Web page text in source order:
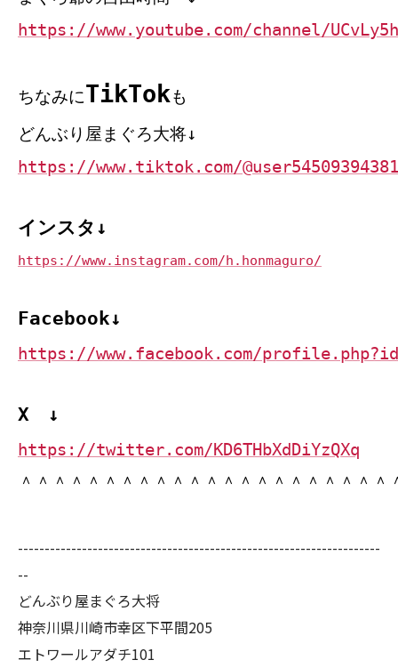
https://www.youtube.com/channel/
ちなみにTikTokも
どんぶり屋まぐろ大将↓
https://www.tiktok.com/
インスタ↓
https://www.instagram.com/h.honmaguro/
Facebook↓
https://www.facebook.com/
X ↓
https://twitter.com/KD6THbXdDiYzQXq
＾＾＾＾＾＾＾＾＾＾＾＾＾＾＾＾＾＾＾＾＾
--------------------------------------------------------------------
--
どんぶり屋まぐろ大将
神奈川県川崎市幸区下平間205
エトワールアダチ101